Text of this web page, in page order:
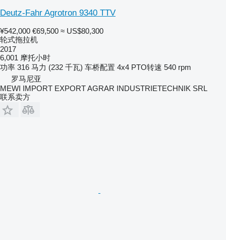
Deutz-Fahr Agrotron 9340 TTV
¥542,000 €69,500 ≈ US$80,300
轮式拖拉机
2017
6,001 摩托小时
功率 316 马力 (232 千瓦) 车桥配置 4x4 PTO转速 540 rpm
罗马尼亚
MEWI IMPORT EXPORT AGRAR INDUSTRIETECHNIK SRL
联系卖方